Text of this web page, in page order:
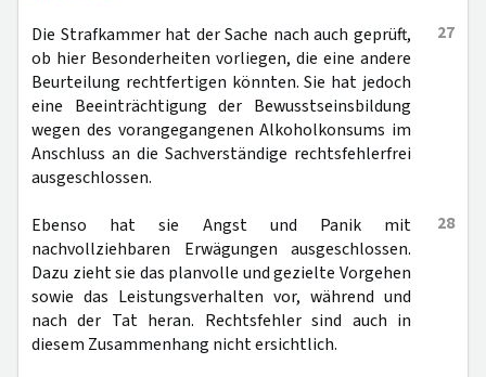
27
Die Strafkammer hat der Sache nach auch geprüft,
ob hier Besonderheiten vorliegen, die eine andere
Beurteilung rechtfertigen könnten. Sie hat jedoch
eine Beeinträchtigung der Bewusstseinsbildung
wegen des vorangegangenen Alkoholkonsums im
Anschluss an die Sachverständige rechtsfehlerfrei
ausgeschlossen.
28
Ebenso hat sie Angst und Panik mit
nachvollziehbaren Erwägungen ausgeschlossen.
Dazu zieht sie das planvolle und gezielte Vorgehen
sowie das Leistungsverhalten vor, während und
nach der Tat heran. Rechtsfehler sind auch in
diesem Zusammenhang nicht ersichtlich.